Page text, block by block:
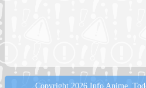
Copyright 2026 Info Anime.